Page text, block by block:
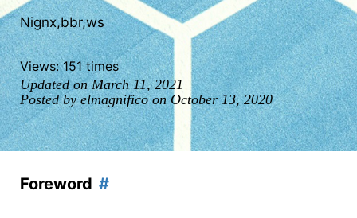
Nignx,bbr,ws
Views:151times
Updated on March 11, 2021
Posted by elmagnifico on October 13, 2020
Foreword